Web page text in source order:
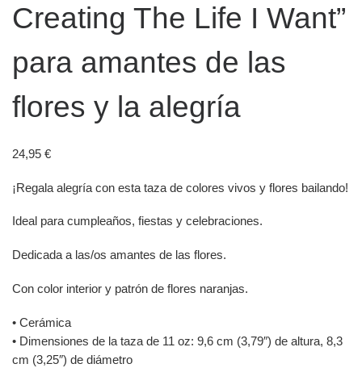
Creating The Life I Want”
para amantes de las
flores y la alegría
24,95 €
¡Regala alegría con esta taza de colores vivos y flores bailando!
Ideal para cumpleaños, fiestas y celebraciones.
Dedicada a las/os amantes de las flores.
Con color interior y patrón de flores naranjas.
• Cerámica
• Dimensiones de la taza de 11 oz: 9,6 cm (3,79″) de altura, 8,3
cm (3,25″) de diámetro